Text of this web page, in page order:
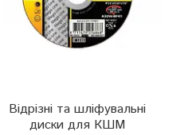
Відрізні та шліфувальні
диски для КШМ